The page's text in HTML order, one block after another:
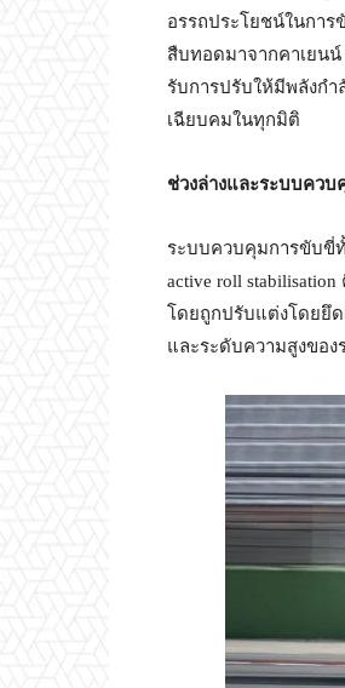
อรรถประโยชน์ในการ
สืบทอดมาจากคาเยนน์
รับการปรับให้มีพลังก
เฉียบคมในทุกมิติ
ช่วงล่างและระบบคว
ระบบควบคุมการขับขี่ทั้
active roll
โดยถูกปรับแต่งโดยยึ
และระดับความสูงของ